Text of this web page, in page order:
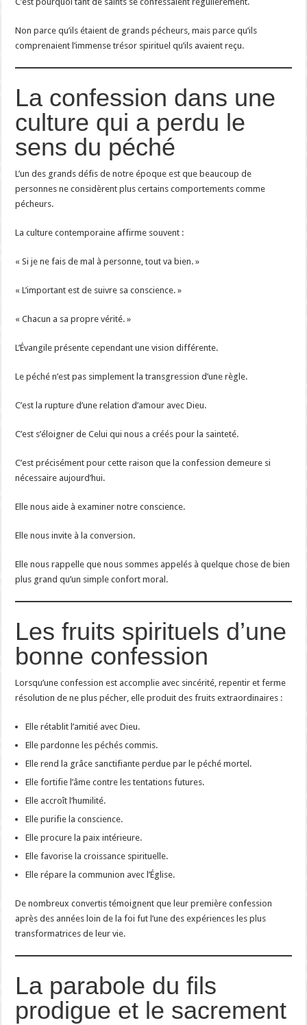
Non parce qu’ils étaient de grands pécheurs, mais parce qu’ils
comprenaient l’immense trésor spirituel qu’ils avaient reçu.
La confession dans une
culture qui a perdu le
sens du péché
L’un des grands défis de notre époque est que beaucoup de
personnes ne considèrent plus certains comportements comme
pécheurs.
La culture contemporaine affirme souvent :
« Si je ne fais de mal à personne, tout va bien. »
« L’important est de suivre sa conscience. »
« Chacun a sa propre vérité. »
L’Évangile présente cependant une vision différente.
Le péché n’est pas simplement la transgression d’une règle.
C’est la rupture d’une relation d’amour avec Dieu.
C’est s’éloigner de Celui qui nous a créés pour la sainteté.
C’est précisément pour cette raison que la confession demeure si
nécessaire aujourd’hui.
Elle nous aide à examiner notre conscience.
Elle nous invite à la conversion.
Elle nous rappelle que nous sommes appelés à quelque chose de bien
plus grand qu’un simple confort moral.
Les fruits spirituels d’une
bonne confession
Lorsqu’une confession est accomplie avec sincérité, repentir et ferme
résolution de ne plus pécher, elle produit des fruits extraordinaires :
Elle rétablit l’amitié avec Dieu.
Elle pardonne les péchés commis.
Elle rend la grâce sanctifiante perdue par le péché mortel.
Elle fortifie l’âme contre les tentations futures.
Elle accroît l’humilité.
Elle purifie la conscience.
Elle procure la paix intérieure.
Elle favorise la croissance spirituelle.
Elle répare la communion avec l’Église.
De nombreux convertis témoignent que leur première confession
après des années loin de la foi fut l’une des expériences les plus
transformatrices de leur vie.
La parabole du fils
prodigue et le sacrement